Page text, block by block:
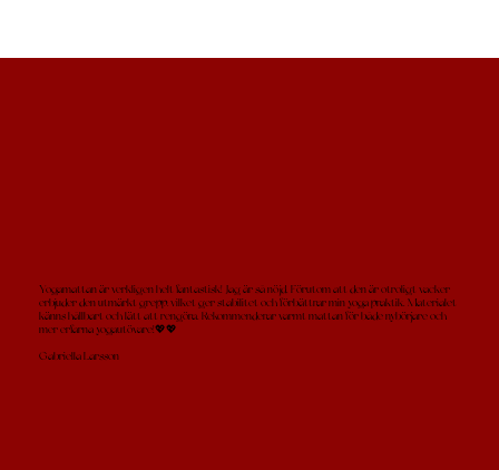
Yogamattan är verkligen helt fantastisk! Jag är så nöjd. Förutom att den är otroligt vacker
erbjuder den utmärkt grepp, vilket ger stabilitet och förbättrar min yoga praktik. Materialet
känns hållbart och lätt att rengöra. Rekommenderar varmt mattan för både nybörjare och
mer erfarna yogautövare!💖💖
Gabriella Larsson